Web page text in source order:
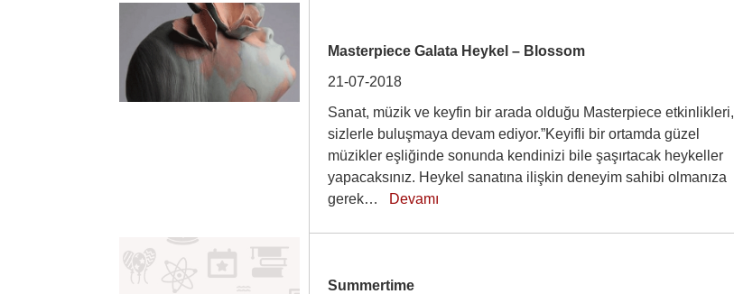
Masterpiece Galata Heykel – Blossom
21-07-2018
Sanat, müzik ve keyfin bir arada olduğu Masterpiece etkinlikleri,
sizlerle buluşmaya devam ediyor.”Keyifli bir ortamda güzel
müzikler eşliğinde sonunda kendinizi bile şaşırtacak heykeller
yapacaksınız. Heykel sanatına ilişkin deneyim sahibi olmanıza
gerek…
Devamı
Summertime